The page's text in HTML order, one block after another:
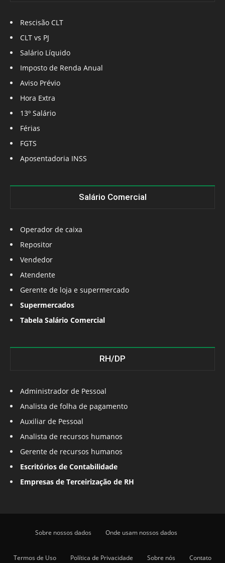
Rescisão CLT
CLT vs PJ
Salário Líquido
Imposto de Renda Anual
Aviso Prévio
Hora Extra
13º Salário
Férias
FGTS
Aposentadoria INSS
Salário Comercial
Operador de caixa
Repositor
Vendedor
Atendente
Gerente de loja e supermercado
Supermercados
Tabela Salário Comercial
RH/DP
Administrador de Pessoal
Analista de folha de pagamento
Auxiliar de Pessoal
Analista de recursos humanos
Gerente de recursos humanos
Escritórios de Contabilidade
Empresas de Terceirização de RH
Sobre nossos dados Onde usam nossos dados
Termos de Uso Política de Privacidade Sobre nós Contato